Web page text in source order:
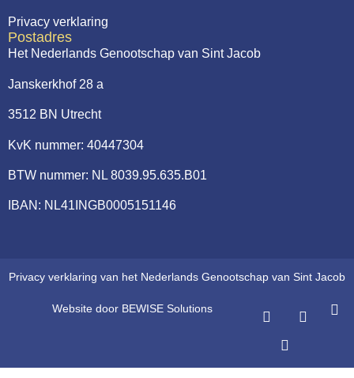
Privacy verklaring
Postadres
Het Nederlands Genootschap van Sint Jacob
Janskerkhof 28 a
3512 BN Utrecht
KvK nummer: 40447304
BTW nummer: NL 8039.95.635.B01
IBAN: NL41INGB0005151146
Privacy verklaring van het Nederlands Genootschap van Sint Jacob
Website door BEWISE Solutions